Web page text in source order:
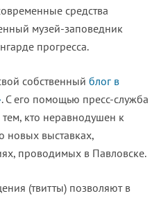
средства
музей-заповедник
прогресса.
собственный блог в
. С его помощью пресс-служба
кто неравнодушен к
новых выставках,
проводимых в Павловске.
(твитты) позволяют в